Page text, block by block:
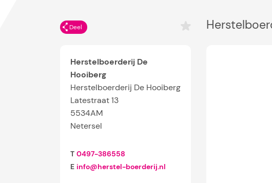
Deel
Herstelboerderij De
Hooiberg
Herstelboerderij De Hooiberg
Latestraat 13
5534AM
Netersel
T 0497-386558
E info@herstel-boerderij.nl